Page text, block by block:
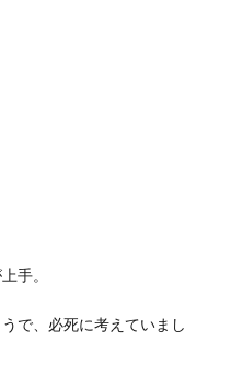
手。
で、必死に考えていまし